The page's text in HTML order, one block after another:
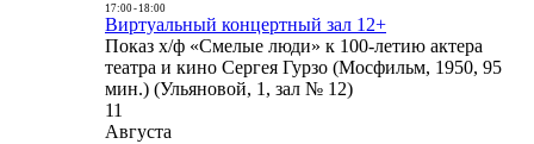
17:00- 18:00
Виртуальный концертный зал 12+
Показ х/ф «Смелые люди» к 100-летию актера
театра и кино Сергея Гурзо (Мосфильм, 1950, 95
мин.) (Ульяновой, 1, зал № 12)
11
Августа